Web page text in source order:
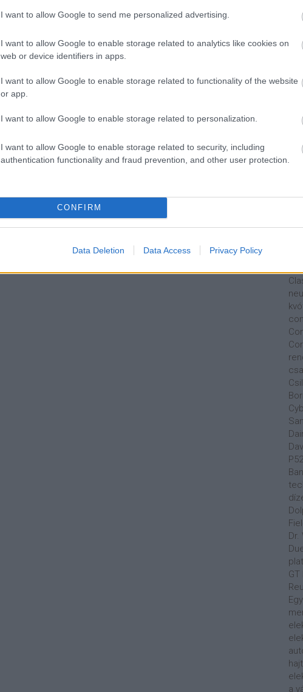
I want to allow Google to send me personalized advertising.
I want to allow Google to enable storage related to analytics like cookies on
web or device identifiers in apps.
I want to allow Google to enable storage related to functionality of the website
or app.
I want to allow Google to enable storage related to personalization.
I want to allow Google to enable storage related to security, including
authentication functionality and fraud prevention, and other user protection.
CONFIRM
Data Deletion Data Access Privacy Policy
Dr.
GT
a